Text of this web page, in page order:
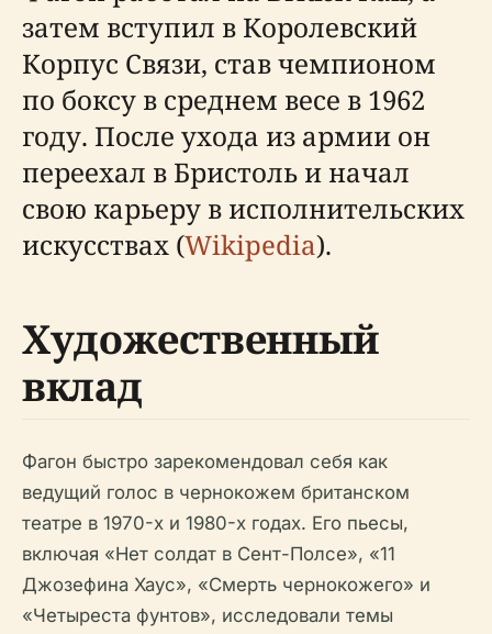
затем вступил в Королевский
Корпус Связи, став чемпионом
по боксу в среднем весе в 1962
году. После ухода из армии он
переехал в Бристоль и начал
свою карьеру в исполнительских
искусствах (Wikipedia).
Художественный
вклад
Фагон быстро зарекомендовал себя как
ведущий голос в чернокожем британском
театре в 1970-х и 1980-х годах. Его пьесы,
включая «Нет солдат в Сент-Полсе», «11
Джозефина Хаус», «Смерть чернокожего» и
«Четыреста фунтов», исследовали темы